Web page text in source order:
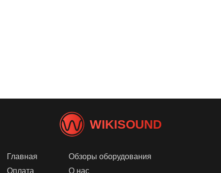
WIKISOUND
Главная
Оплата
Обзоры оборудования
О нас